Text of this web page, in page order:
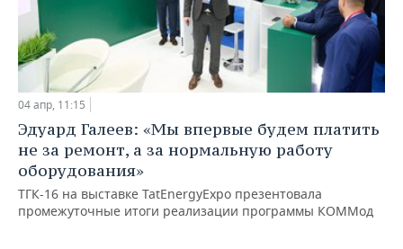
04 апр, 11:15
Эдуард Галеев: «Мы впервые будем платить
не за ремонт, а за нормальную работу
оборудования»
ТГК-16 на выставке TatEnergyExpo презентовала
промежуточные итоги реализации программы КОММод